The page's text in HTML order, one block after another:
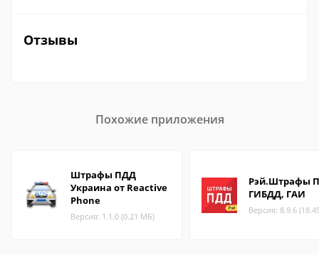
Отзывы
Похожие приложения
Штрафы ПДД
Украина от Reactive
Phone
Версия: 1.1.0 (0.21 МБ)
Рэй.Штрафы
ГИБДД, ГАИ
Версия: 8.9.6